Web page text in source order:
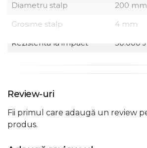
Diametru stalp
200 mm
Grosime stalp
4 mm
Rezistenta la impact
30.000 J
Timp coborare
Review-uri
Fii primul care adaugă un review
produs.